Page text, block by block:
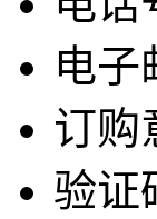
电子
订购
验证